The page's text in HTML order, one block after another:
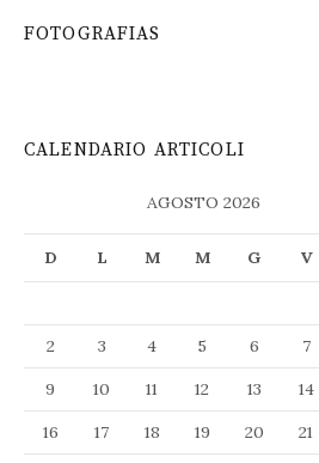
FOTOGRAFIAS
CALENDARIO ARTICOLI
AGOSTO 2026
D L M M G V
2
3 4 5 6 7
9
10 11 12 13 14
16
17 18 19 20 21